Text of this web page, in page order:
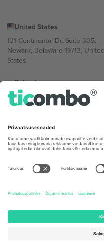
United States
131 Continental Dr, Suite 305,
Newark, Delaware 19713, United
States
Bulgaria
Regus Sofia City West, bul
Totleben 53-55, 1606 Sofia,
Mexico
Av Chapultepec 360, Roma
Norte, Cuauhtémoc, 06700
Ciudad de México, CDMX,
sündmusest ja/või domeenist.
sündmuse lehte, impressumit ja
2026 Ticombo. Kõik õigused